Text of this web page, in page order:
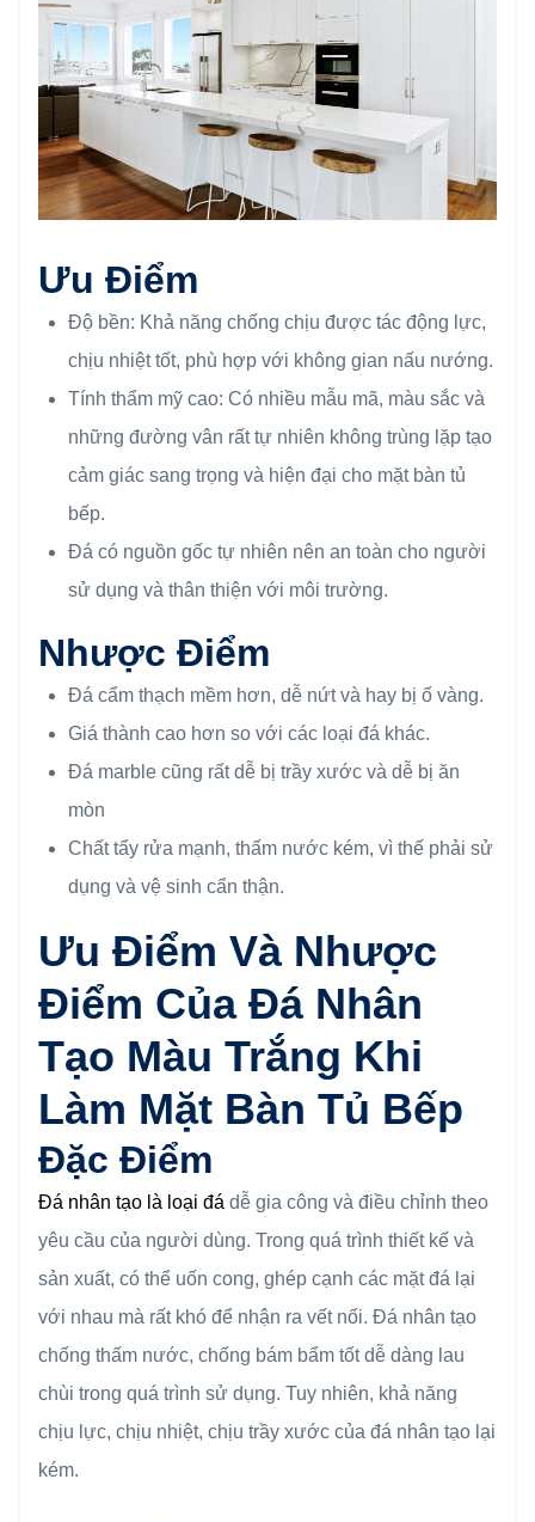
Ưu Điểm
Độ bền: Khả năng chống chịu được tác động lực,
chịu nhiệt tốt, phù hợp với không gian nấu nướng.
Tính thẩm mỹ cao: Có nhiều mẫu mã, màu sắc và
những đường vân rất tự nhiên không trùng lặp tạo
cảm giác sang trọng và hiện đại cho mặt bàn tủ
bếp.
Đá có nguồn gốc tự nhiên nên an toàn cho người
sử dụng và thân thiện với môi trường.
Nhược Điểm
Đá cẩm thạch mềm hơn, dễ nứt và hay bị ố vàng.
Giá thành cao hơn so với các loại đá khác.
Đá marble cũng rất dễ bị trầy xước và dễ bị ăn
mòn
Chất tẩy rửa mạnh, thấm nước kém, vì thế phải sử
dụng và vệ sinh cẩn thận.
Ưu Điểm Và Nhược
Điểm Của ĐÁ Nhân
Tạo Màu Trắng Khi
Làm Mặt Bàn Tủ Bếp
Đặc Điểm
Đá nhân tạo là loại đá dễ gia công và điều chỉnh theo
yêu cầu của người dùng. Trong quá trình thiết kế và
sản xuất, có thể uốn cong, ghép cạnh các mặt đá lại
với nhau mà rất khó để nhận ra vết nối. Đá nhân tạo
chống thấm nước, chống bám bẩm tốt dễ dàng lau
chùi trong quá trình sử dụng. Tuy nhiên, khả năng
chịu lực, chịu nhiệt, chịu trầy xước của đá nhân tạo lại
kém.